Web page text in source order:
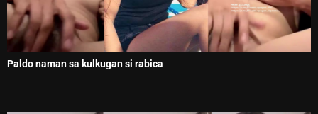
Paldo naman sa kulkugan si rabica